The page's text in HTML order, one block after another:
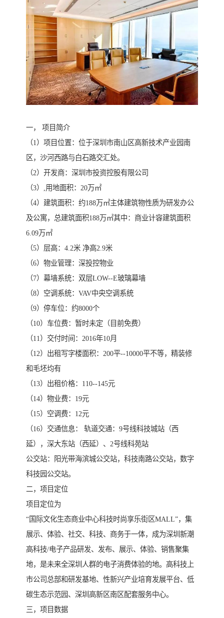
一， 项目简介
（1）项目位置：位于深圳市南山区高新技术产业园南
区，沙河西路与白石路交汇处。
（2）开发商：深圳市投资控股有限公司
（3）,用地面积：20万㎡
（4）建筑面积：约188万㎡主体建筑物性质为研发办公
及公寓，总建筑面积188万㎡其中：商业计容建筑面积
6.09万㎡
（5）层高：4.2米 净高2.9米
（6）物业管理：深投控物业
（7）幕墙系统：双层LOW--E玻璃幕墙
（8）空调系统：VAV中央空调系统
（9）停车位：约8000个
（10）车位费：暂时未定（目前免费）
（11）交付时间：2016年10月
（12）出租写字楼面积：200平--10000平不等，精装修
和毛坯均有
（13）出租价格：110--145元
（14）物业费：19元
（15）空调费：12元
（16）交通信息： 轨道交通：9号线科技城站（西
延），深大东站（西延）、2号线科苑站
公交站：阳光带海滨城公交站，科技南路公交站，数字
科技园公交站。
二，项目定位
项目定位为
“国际文化生态商业中心科技时尚享乐街区MALL”，集
展示、体验、社交、科技、商务于一体，成为深圳新潮
高科技/电子产品研发、发布、展示、体验、销售聚集
地，是未来全深圳人群的电子消费体验的地。高科技上
市公司总部和研发基地、性新兴产业培育发展平台、低
碳生态示范园、深圳高新区南区配套服务中心。
三，项目数据